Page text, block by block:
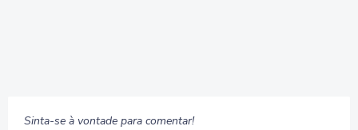
Sinta-se à vontade para comentar!